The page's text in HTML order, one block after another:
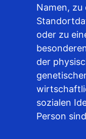
Namen, zu
oder zu
der
sozialen
Person